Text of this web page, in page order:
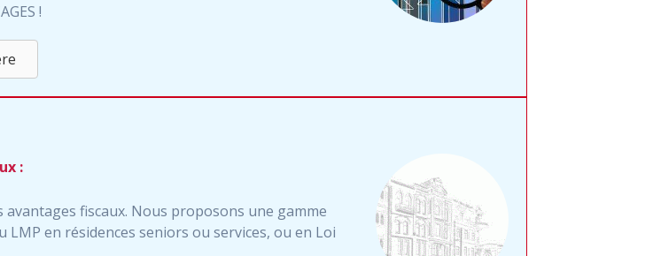
!
:
fiscaux. Nous proposons une gamme
en résidences seniors ou services, ou en Loi